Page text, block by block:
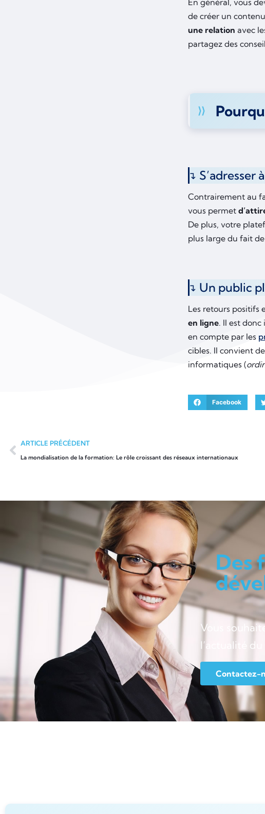
de créer un
une relation avec
partagez des
S’adresser
Contrairement au
vous permet
De plus, votre
plus large du fait
Un public
Les retours positifs
en ligne. Il est
en compte par les
cibles. Il convient
informatiques (
Facebook
ARTICLE PRÉCÉDENT
La mondialisation de la formation: Le rôle croissant des réseaux internationaux
Des
Vous
l’actualité
Contactez-